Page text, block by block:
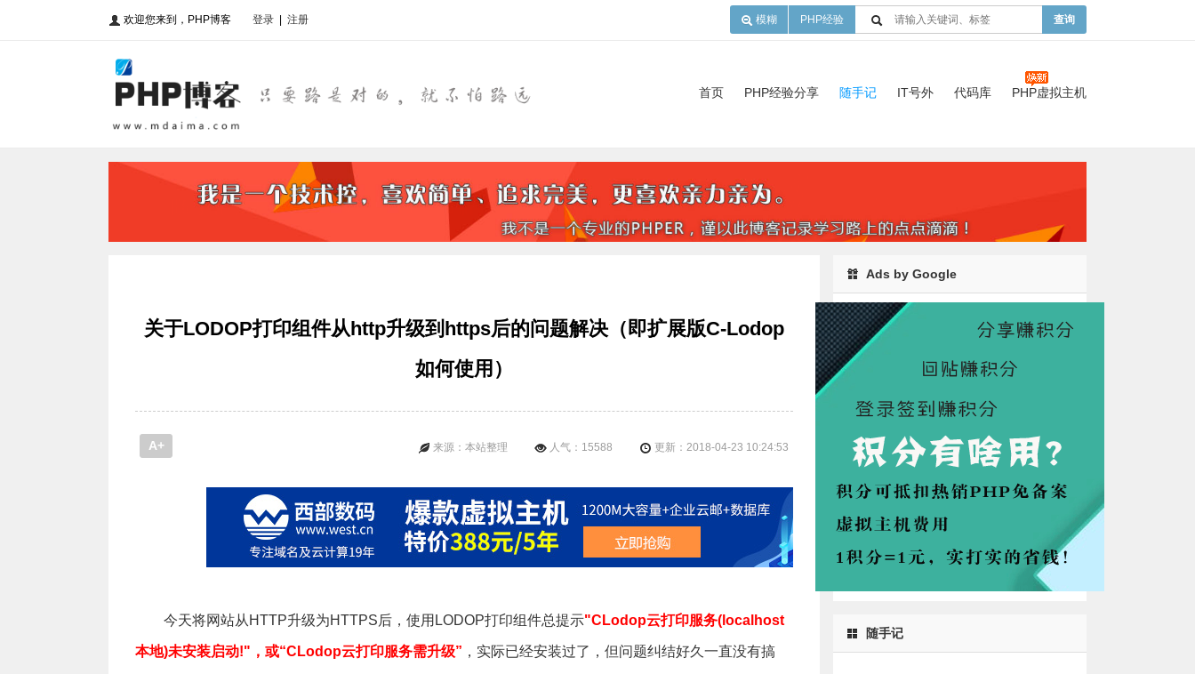
欢迎您来到，PHP博客 登录 注册 模糊 PHP经验 查询
首页 PHP经验分享 随手记 IT号外 代码库 PHP虚拟主机
关于LODOP打印组件从http升级到https后的问题解决（即扩展版C-Lodop
如何使用）
更新：2018-04-23 10:24:53
人气：15588
来源：本站整理
A+
今天将网站从HTTP升级为HTTPS后，使用LODOP打印组件总提示"CLodop云打印服务(localhost
本地)未安装启动!"，或“CLodop云打印服务需升级” ，实际已经安装过了，但问题纠结好久一直没有搞
Ads by Google
随手记